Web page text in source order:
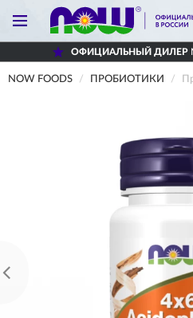
ОФИЦИАЛЬНЫЙ ДИЛЕР
NOW FOODS ПРОБИОТИКИ